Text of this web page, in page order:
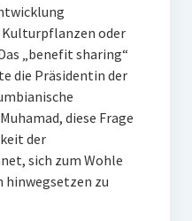
oder
„benefit sharing“
die Präsidentin der
diese Frage
der
sich zum Wohle
hinwegsetzen zu